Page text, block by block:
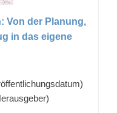
Von der Planung,
in das eigene